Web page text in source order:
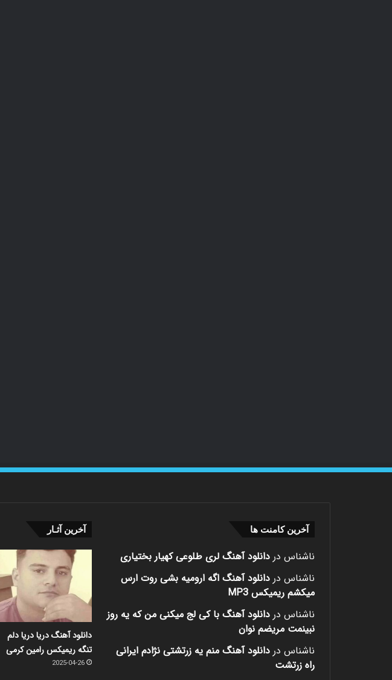
آخرین کامنت ها
ناشناس در دانلود آهنگ لری طلوعی کهیار بختیاری
ناشناس در دانلود آهنگ اگه ارومیه بشی روت ارس
میکشم ریمیکس MP3
ناشناس در دانلود آهنگ با کی لج میکنی من که یه روز
نبینمت مریضم نوان
ناشناس در دانلود آهنگ منم یه زرتشتی نژادم ایرانی
راه زرتشت
آخرین آثـار
دانلود آهنگ دریا دریا دلم
تنگه ریمیکس رامین کرمی
2025-04-26